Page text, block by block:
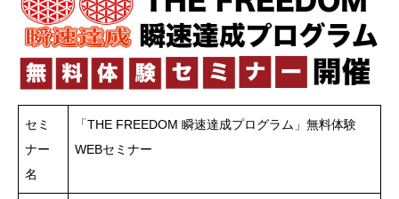
セミ
ナー
名
「THE FREEDOM 瞬速達成プログラム」無料体験
WEBセミナー